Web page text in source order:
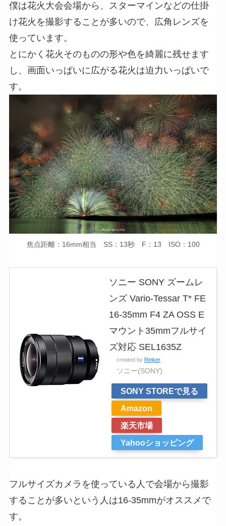
僕は花火大会会場から、スターマインなどの仕掛
け花火を撮影することが多いので、広角レンズを
使っています。
とにかく花火そのものの形や色を綺麗に残せます
し、画面いっぱいに広がる花火は迫力いっぱいで
す。
焦点距離：16mm相当 SS：13秒 F：13 ISO：100
ソニー SONY ズームレ
ンズ Vario-Tessar T* FE
16-35mm F4 ZA OSS E
マウント35mmフルサイ
ズ対応 SEL1635Z
created by Rinker
ソニー(SONY)
SONY STOREで見る
Amazon
楽天市場
Yahooショッピング
フルサイズカメラを使っている人で会場から撮影
することが多いという人は16-35mmがオススメで
す。